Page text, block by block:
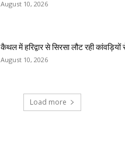
August 10, 2026
कैथल में हरिद्वार से सिरसा लौट रही
August 10, 2026
Load more